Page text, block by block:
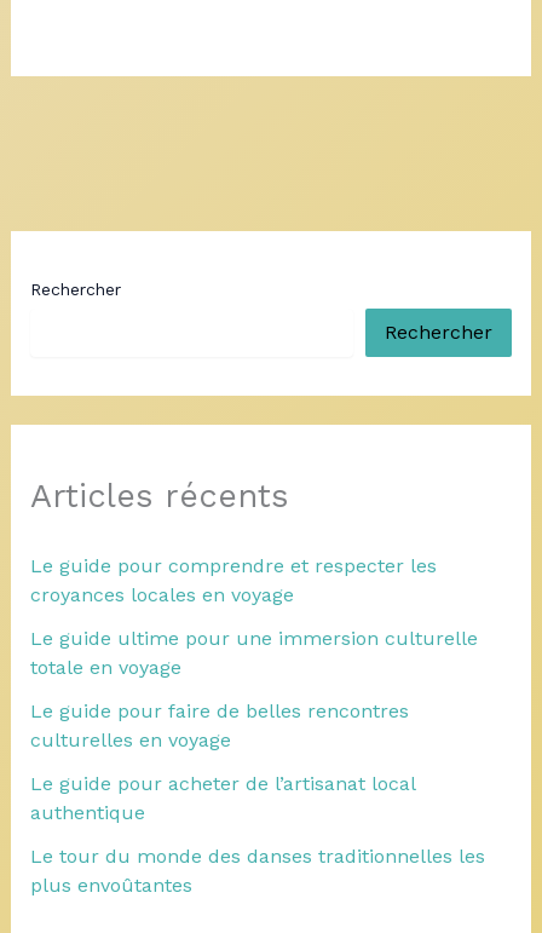
Rechercher
Rechercher
Articles récents
Le guide pour comprendre et respecter les
croyances locales en voyage
Le guide ultime pour une immersion culturelle
totale en voyage
Le guide pour faire de belles rencontres
culturelles en voyage
Le guide pour acheter de l’artisanat local
authentique
Le tour du monde des danses traditionnelles les
plus envoûtantes